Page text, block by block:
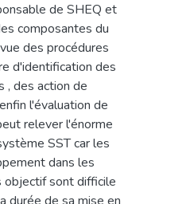
de SHEQ et
composantes du
des procédures
d'identification des
, des action de
l'évaluation de
relever l'énorme
SST car les
dans les
objectif sont difficile